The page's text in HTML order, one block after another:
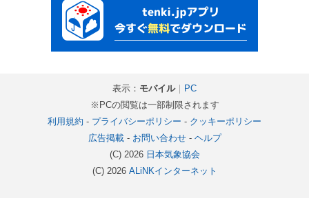
表示： モバイル｜ PC
※PCの閲覧は一部制限されます
利用規約 - プライバシーポリシー - クッキーポリシー
広告掲載- お問い合わせ- ヘルプ
(C) 2026 日本気象協会
(C) 2026 ALiNKインターネット